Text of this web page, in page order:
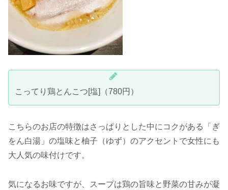
こってり鶏とんこつ[塩]（780円）
こちらのお店の特徴はさっぱりとした中にコクがある「ぎ
をん白湯」の塩味と柚子（ゆず）のアクセントで女性にも
大人気の味付けです。
気になるお味ですが、スープは鶏の旨味と野菜の甘みが凝